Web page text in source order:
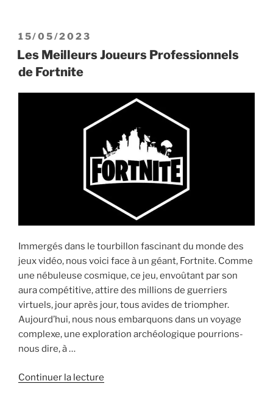
une
forteresse
Fortnite »
PUBLIÉ
LE
15/05/2023
Les Meilleurs Joueurs Professionnels
de Fortnite
Immergés dans le tourbillon fascinant du monde des
jeux vidéo, nous voici face à un géant, Fortnite. Comme
une nébuleuse cosmique, ce jeu, envoûtant par son
aura compétitive, attire des millions de guerriers
virtuels, jour après jour, tous avides de triompher.
Aujourd’hui, nous nous embarquons dans un voyage
complexe, une exploration archéologique pourrions-
nous dire, à …
Continuer la lecture